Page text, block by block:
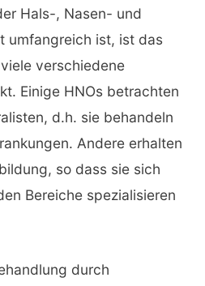
Hals-, Nasen- und
umfangreich ist, ist das
verschiedene
Einige HNOs betrachten
d.h. sie behandeln
Andere erhalten
so dass sie sich
Bereiche spezialisieren
durch